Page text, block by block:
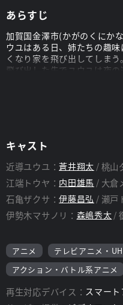
あらすじ
加賀国金澤市(かがのくにか
ウユはある日、姉たちの趣
くなり家を飛び出してしまう。
飛び出した先でユウユは夜
ジとその仲間たちで結成さ
そして今宵、ダンジと謎に
されてゆく── 。
スタッフ
監督： 森 賢
キャスト
近導ユウユ：蒼井翔太 桃山
江端トウヤ： 内田雄馬 大倉
石亀ザクサ：伊藤昌弘 瀬戸
伊勢木マサノリ： 森嶋秀太
アニメ
テレビアニメ・
アクション・バトル系アニメ
再生対応デバイス： スマー